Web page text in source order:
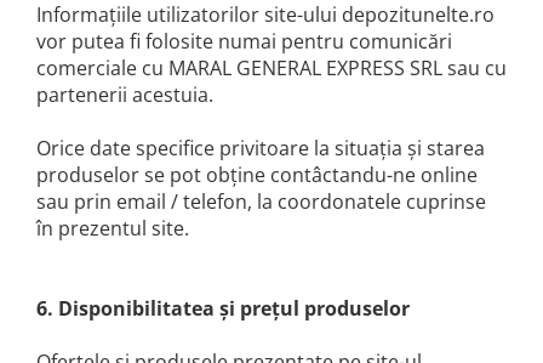
Pompe submersibile
Sisteme de irigat si stropit
Timp liber
Alte vehicule electrice
ATV-uri
Biciclete
Despicatoare de lemne
Granulatoare de furaje
Informaţiile utilizatorilor site-ului depozitunelte.ro
vor putea fi folosite numai pentru comunicări
comerciale cu MARAL GENERAL EXPRESS SRL sau cu
partenerii acestuia.
Orice date specifice privitoare la situaţia şi starea
produselor se pot obţine contâctandu-ne online
sau prin email / telefon, la coordonatele cuprinse
în prezentul site.
6. Disponibilitatea şi preţul produselor